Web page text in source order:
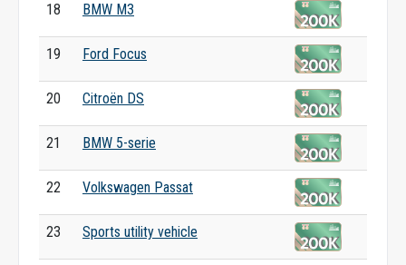
18 BMW M3
19 Ford Focus
20 Citroën DS
21 BMW 5-serie
22 Volkswagen Passat
23 Sports utility vehicle